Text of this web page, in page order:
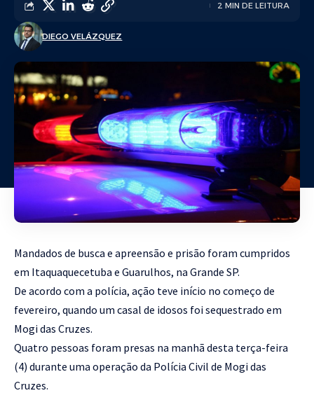
DIEGO VELÁZQUEZ
2 MIN DE LEITURA
Mandados de busca e apreensão e prisão foram cumpridos
em Itaquaquecetuba e Guarulhos, na Grande SP.
De acordo com a polícia, ação teve início no começo de
fevereiro, quando um casal de idosos foi sequestrado em
Mogi das Cruzes.
Quatro pessoas foram presas na manhã desta terça-feira
(4) durante uma operação da Polícia Civil de Mogi das
Cruzes.